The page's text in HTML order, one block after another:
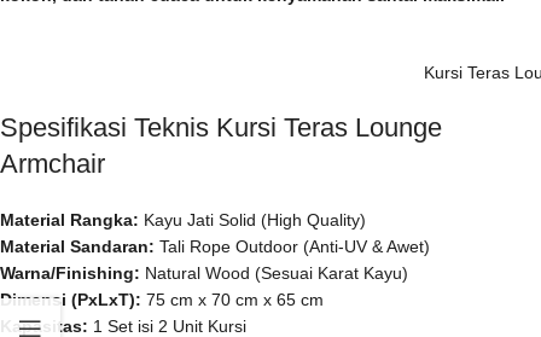
Kursi Teras
Spesifikasi Teknis Kursi Teras Lounge
Armchair
Material Rangka: Kayu Jati Solid (High Quality)
Material Sandaran: Tali Rope Outdoor (Anti-UV & Awet)
Warna/Finishing: Natural Wood (Sesuai Karat Kayu)
Dimensi (PxLxT): 75 cm x 70 cm x 65 cm
Kapasitas: 1 Set isi 2 Unit Kursi